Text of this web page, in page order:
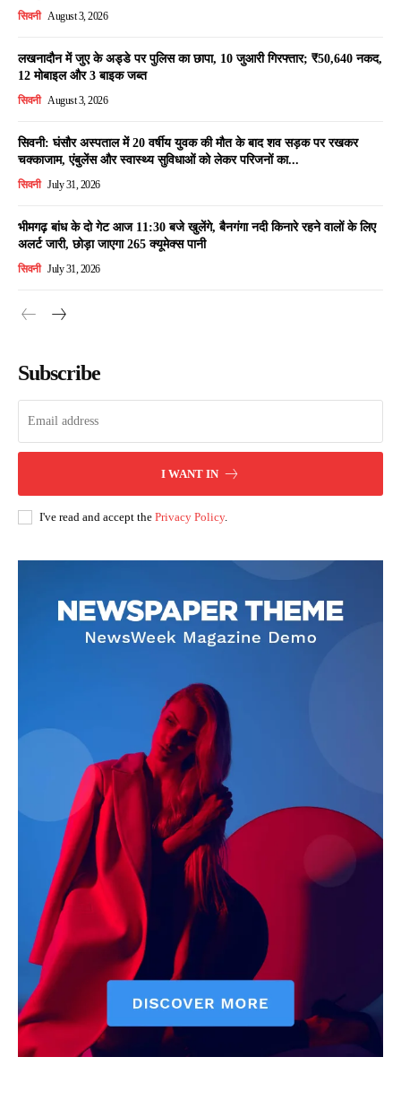
सिवनी August 3, 2026
लखनादौन में जुए के अड्डे पर पुलिस का छापा, 10 जुआरी गिरफ्तार; ₹50,640 नकद,
12 मोबाइल और 3 बाइक जब्त
सिवनी August 3, 2026
सिवनी: घंसौर अस्पताल में 20 वर्षीय युवक की मौत के बाद शव सड़क पर रखकर
चक्काजाम, एंबुलेंस और स्वास्थ्य सुविधाओं को लेकर परिजनों का...
सिवनी July 31, 2026
भीमगढ़ बांध के दो गेट आज 11:30 बजे खुलेंगे, बैनगंगा नदी किनारे रहने वालों के लिए
अलर्ट जारी, छोड़ा जाएगा 265 क्यूमेक्स पानी
सिवनी July 31, 2026
Subscribe
I WANT IN
I've read and accept the Privacy Policy.